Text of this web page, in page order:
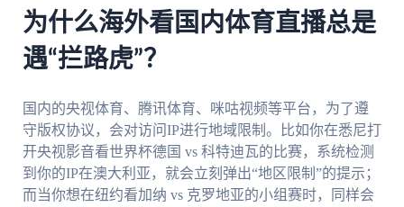
为什么海外看国内体育直播总是
遇“拦路虎”？
国内的央视体育、腾讯体育、咪咕视频等平台，为了遵
守版权协议，会对访问IP进行地域限制。比如你在悉尼打
开央视影音看世界杯德国 vs 科特迪瓦的比赛，系统检测
到你的IP在澳大利亚，就会立刻弹出“地区限制”的提示；
而当你想在纽约看加纳 vs 克罗地亚的小组赛时，同样会